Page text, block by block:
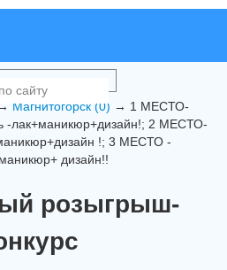
Магнитогорск (0) → 1 МЕСТО-
-лак+маникюр+дизайн!; 2 МЕСТО-
!; 3 МЕСТО -
дизайн!!
розыгрыш-